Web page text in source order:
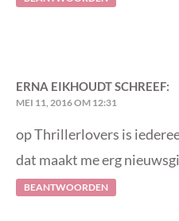
ERNA EIKHOUDTSCHREEF:
MEI 11, 2016 OM 12:31
op Thrillerlovers is
dat maakt me erg
BEANTWOORDEN